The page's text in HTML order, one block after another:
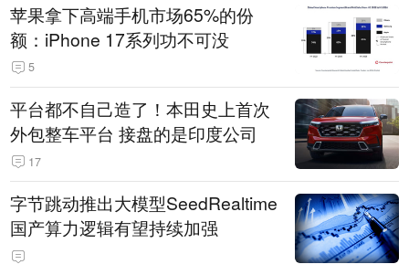
苹果拿下高端手机市场65%的份
额：iPhone 17系列功不可没
5
平台都不自己造了！本田史上首次
外包整车平台 接盘的是印度公司
17
字节跳动推出大模型SeedRealtime
国产算力逻辑有望持续加强